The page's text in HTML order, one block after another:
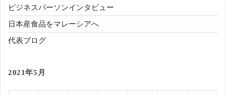
ビジネスパーソンインタビュー
日本産食品をマレーシアへ
代表ブログ
2021年5月